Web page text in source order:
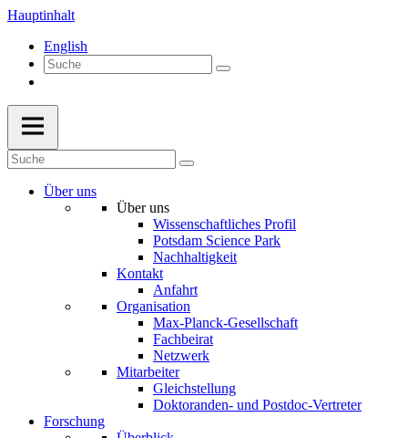
Hauptinhalt
English
Über uns
Über uns
Wissenschaftliches Profil
Potsdam Science Park
Nachhaltigkeit
Kontakt
Anfahrt
Organisation
Max-Planck-Gesellschaft
Fachbeirat
Netzwerk
Mitarbeiter
Gleichstellung
Doktoranden- und Postdoc-Vertreter
Forschung